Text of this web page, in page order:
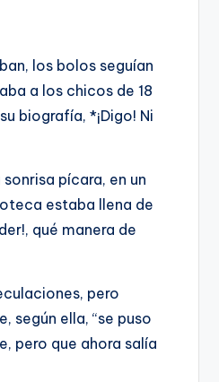
los bolos seguían
a los chicos de 18
biografía, *¡Digo! Ni
pícara, en un
estaba llena de
qué manera de
pero
según ella, “se puso
pero que ahora salía